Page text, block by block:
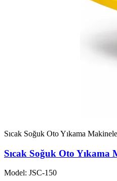
Sıcak Soğuk Oto Yıkama
Sıcak Soğuk Oto Yıkama
Model: JSC-150